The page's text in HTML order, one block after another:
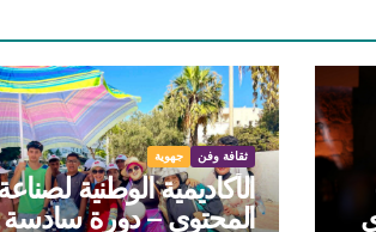
ثقافة وفن جهوية
الأكاديمية الوطنية
المحتوى – دورة سادسة